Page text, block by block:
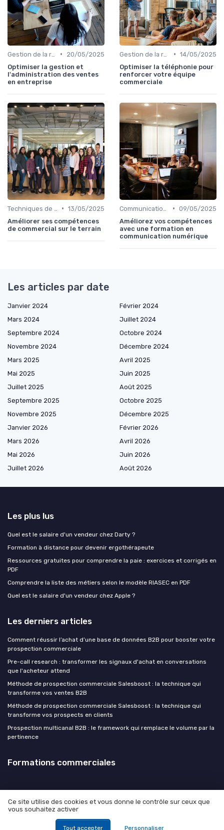
•
20/05/2025
Optimiser la gestion et
l'administration des ventes
en entreprise
• 14/05/2025
Optimiser la téléphonie pour
renforcer votre équipe
commerciale
• 13/05/2025
Améliorer ses compétences
de commercial sur le terrain
• 09/05/2025
Améliorez vos compétences
avec une formation en
communication numérique
Les articles par date
Janvier 2024
Février 2024
Mars 2024
Juillet 2024
Septembre 2024
Octobre 2024
Novembre 2024
Décembre 2024
Mars 2025
Avril 2025
Mai 2025
Juin 2025
Juillet 2025
Août 2025
Septembre 2025
Octobre 2025
Novembre 2025
Décembre 2025
Janvier 2026
Février 2026
Mars 2026
Avril 2026
Mai 2026
Juin 2026
Juillet 2026
Août 2026
Les plus lus
Quel est le salaire d'un vendeur chez Darty ?
Formation à distance pour devenir ergothérapeute
Ressources gratuites pour comprendre la paie : exercices et corrigés en
PDF
Comprendre la liste des métiers selon le modèle RIASEC en PDF
Quel est le salaire d'un vendeur chez Apple ?
Les derniers articles
Comment réussir l’achat d’une base de données B2B pour booster votre
prospection commerciale
Pre-call research : transformer les signaux d'achat en conversations
que l'acheteur attend
Méthode de prospection commerciale Salesboost : la technique qui
transforme vos ventes B2B
Méthode de prospection commerciale Salesboost : la technique qui
transforme vos prospects en clients
Prospection multicanal B2B : le framework qui remplace le volume par la
pertinence
Formations commerciales
Mentions légales
© Formations commerciales 2026
Ce site utilise des cookies et vous donne le contrôle sur ceux que
vous souhaitez activer
Tout accepter Personnaliser